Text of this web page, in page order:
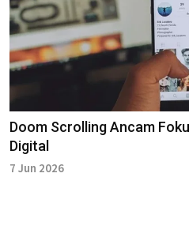
Doom Scrolling Ancam
Digital
7 Jun 2026